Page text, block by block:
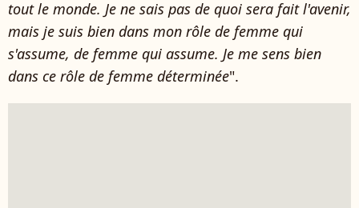
tout le monde. Je ne sais pas de quoi sera fait l'avenir,
mais je suis bien dans mon rôle de femme qui
s'assume, de femme qui assume. Je me sens bien
dans ce rôle de femme déterminée".